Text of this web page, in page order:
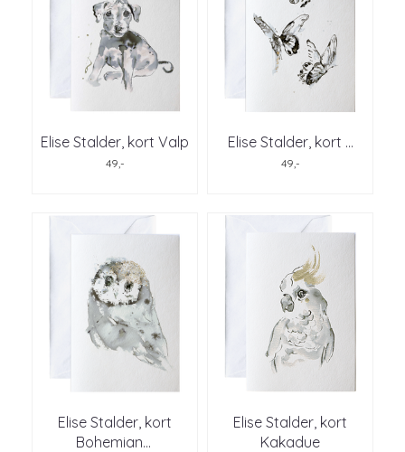
Elise Stalder, kort Valp
49,-
Elise Stalder, kort ...
49,-
Elise Stalder, kort
Bohemian...
Elise Stalder, kort
Kakadue